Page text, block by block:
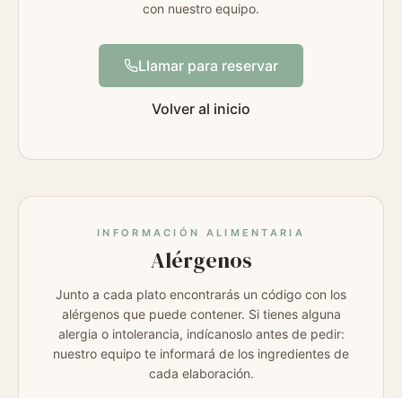
con nuestro equipo.
Llamar para reservar
Volver al inicio
INFORMACIÓN ALIMENTARIA
Alérgenos
Junto a cada plato encontrarás un código con los
alérgenos que puede contener. Si tienes alguna
alergia o intolerancia, indícanoslo antes de pedir:
nuestro equipo te informará de los ingredientes de
cada elaboración.